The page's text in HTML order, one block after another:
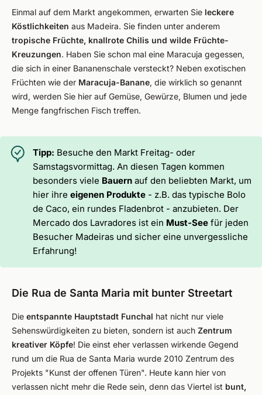
Einmal auf dem Markt angekommen, erwarten Sie leckere
Köstlichkeiten aus Madeira. Sie finden unter anderem
tropische Früchte, knallrote Chilis und wilde Früchte-
Kreuzungen. Haben Sie schon mal eine Maracuja gegessen,
die sich in einer Bananenschale versteckt? Neben exotischen
Früchten wie der Maracuja-Banane, die wirklich so genannt
wird, werden Sie hier auf Gemüse, Gewürze, Blumen und jede
Menge fangfrischen Fisch treffen.
Tipp: Besuche den Markt Freitag- oder
Samstagsvormittag. An diesen Tagen kommen
besonders viele Bauern auf den beliebten Markt, um
hier ihre eigenen Produkte - z.B. das typische Bolo
de Caco, ein rundes Fladenbrot - anzubieten. Der
Mercado dos Lavradores ist ein Must-See für jeden
Besucher Madeiras und sicher eine unvergessliche
Erfahrung!
Die Rua de Santa Maria mit bunter Streetart
Die entspannte Hauptstadt Funchal hat nicht nur viele
Sehenswürdigkeiten zu bieten, sondern ist auch Zentrum
kreativer Köpfe! Die einst eher verlassen wirkende Gegend
rund um die Rua de Santa Maria wurde 2010 Zentrum des
Projekts "Kunst der offenen Türen". Heute kann hier von
verlassen nicht mehr die Rede sein, denn das Viertel ist bunt,